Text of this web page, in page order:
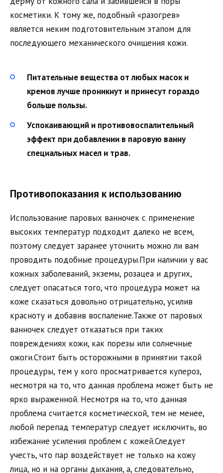
косметики. К тому же, подобный «разогрев»
является неким подготовительным этапом для
последующего механического очищения кожи.
Питательные вещества от любых масок и
кремов лучше проникнут и принесут гораздо
больше пользы.
Успокаивающий и противовоспалительный
эффект при добавлении в паровую ванну
специальных масел и трав.
Противопоказания к использованию
Использование паровых ванночек с применение
высоких температур подходит далеко не всем,
поэтому следует заранее уточнить можно ли вам
проводить подобные процедуры.При наличии у вас
кожных заболеваний, экземы, розацеа и других,
следует опасаться того, что процедура может на
коже сказаться довольно отрицательно, усилив
красноту и добавив воспаление.Также от паровых
ванночек следует отказаться при таких
повреждениях кожи, как порезы или солнечные
ожоги.Стоит быть осторожными в принятии такой
процедуры, тем у кого просматривается купероз,
несмотря на то, что данная проблема может быть не
ярко выраженной. Несмотря на то, что данная
проблема считается косметической, тем не менее,
любой перепад температур следует исключить, во
избежание усиления проблем с кожей.Следует
учесть, что пар воздействует не только на кожу
лица, но и на органы дыхания, а, следовательно,